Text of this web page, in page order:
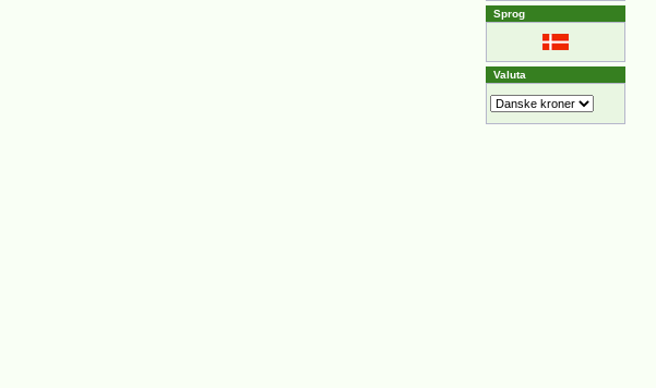
Sprog
Valuta